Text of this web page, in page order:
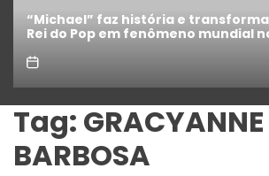
“Michael” faz história e
Rei do Pop em fenômeno mundial
Tag: GRACYANNE
BARBOSA